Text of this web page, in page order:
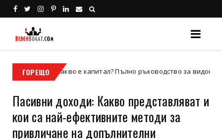
ГОРЕЩО
Какво е капитал? Пълно ръководство за видовете капитал,
Пасивни доходи: Какво представляват и
кои са най-ефективните методи за
привличане на допълнителни